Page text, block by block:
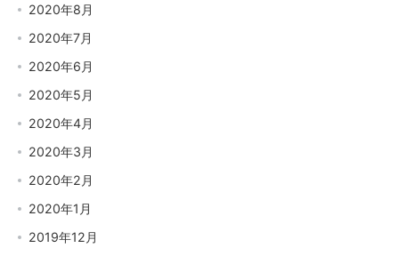
2020年8月
2020年7月
2020年6月
2020年5月
2020年4月
2020年3月
2020年2月
2020年1月
2019年12月